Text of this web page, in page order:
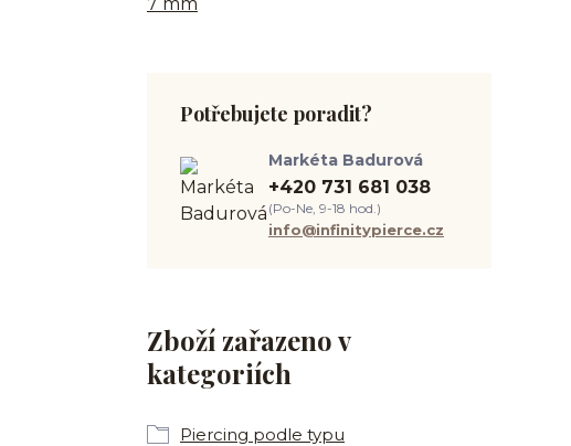
Zboží zařazeno v
kategoriích
Piercing podle typu
Potřebujete poradit?
Markéta Badurová
+420 731 681 038
(Po-Ne, 9-18 hod.)
info@infinitypierce.cz